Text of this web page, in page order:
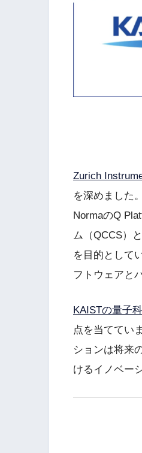
Zurich
を深めました
NormaのQ
ム（QCCS）
を目的として
フトウェアと
KAISTの量子
点を当ててい
ションは将来
けるイノベー